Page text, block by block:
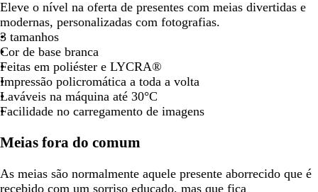
Eleve o nível na oferta de presentes com meias divertidas e
modernas, personalizadas com fotografias.
3 tamanhos
Cor de base branca
Feitas em poliéster e LYCRA®
Impressão policromática a toda a volta
Laváveis na máquina até 30°C
Facilidade no carregamento de imagens
Meias fora do comum
As meias são normalmente aquele presente aborrecido que é
recebido com um sorriso educado, mas que fica